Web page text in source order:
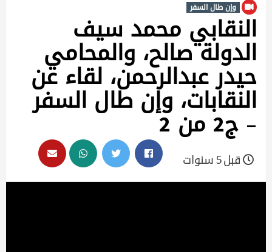
وإن طال السفر
النقابي محمد سيف
الدولة صالح، والمحامي
حيدر عبدالرحمن، لقاء عن
النقابات، وإن طال السفر
– ج2 من 2
قبل 5 سنوات